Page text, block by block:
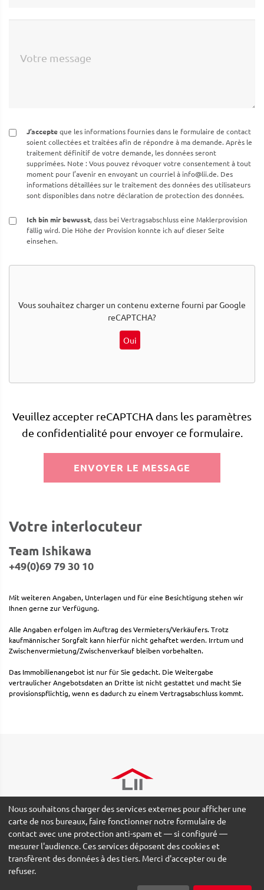
Votre message
J’accepteque les informations fournies dans le formulaire de contact
soient collectées et traitées afin de répondre à ma demande. Après le
traitement définitif de votre demande, les données seront
supprimées. Note : Vous pouvez révoquer votre consentement à tout
moment pour l’avenir en envoyant un courriel à info@lii.de. Des
informations détaillées sur le traitement des données des utilisateurs
sont disponibles dans notre déclaration de protection des données.
Ich bin mir bewusst, dass bei Vertragsabschluss eine Maklerprovision
fällig wird. Die Höhe der Provision konnte ich auf dieser Seite
einsehen.
Vous souhaitez charger un contenu externe fourni parGoogle
reCAPTCHA?
Oui
Veuillez accepter reCAPTCHA dans les paramètres
de confidentialité pour envoyer ce formulaire.
ENVOYER LE MESSAGE
Votre interlocuteur
Team Ishikawa
+49(0)69 79 30 10
Mit weiteren Angaben, Unterlagen und für eine Besichtigung stehen wir
Ihnen gerne zur Verfügung.
Alle Angaben erfolgen im Auftrag des Vermieters/Verkäufers. Trotz
kaufmännischer Sorgfalt kann hierfür nicht gehaftet werden. Irrtum und
Zwischenvermietung/Zwischenverkauf bleiben vorbehalten.
Das Immobilienangebot ist nur für Sie gedacht. Die Weitergabe
vertraulicher Angebotsdaten an Dritte ist nicht gestattet und macht Sie
provisionspflichtig, wenn es dadurch zu einem Vertragsabschluss kommt.
© 2026 Lydia Ishikawa Immobilien GmbH -Impressum-Avis de
confidentialité-Nutzungsbedingungen-Paramètres des
Nous souhaitons charger des services externes pour afficher une
carte de nos bureaux, faire fonctionner notre formulaire de
contact avec une protection anti-spam et — si configuré —
mesurer l'audience. Ces services déposent des cookies et
transfèrent des données à des tiers. Merci d'accepter ou de
refuser.